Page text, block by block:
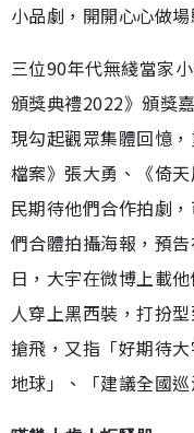
小品劇，開開心心做場
三位90年代無綫當家
頒獎典禮2022》頒獎
現勾起觀眾集體回憶
檔案》張大勇、《倚
民期待他們合作拍劇
們合體拍攝海報，預
日，大宇在微博上載
人穿上黑西裝，打扮
搶飛，又指「好期待
地球」、「建議全國巡